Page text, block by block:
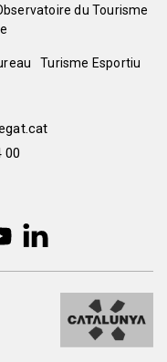
du Tourisme
Turisme Esportiu
00